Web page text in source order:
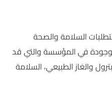
بتطبيق متطلبات السلامة والصحة
في المؤسسة والتي قد
والغاز الطبيعي، السلامة